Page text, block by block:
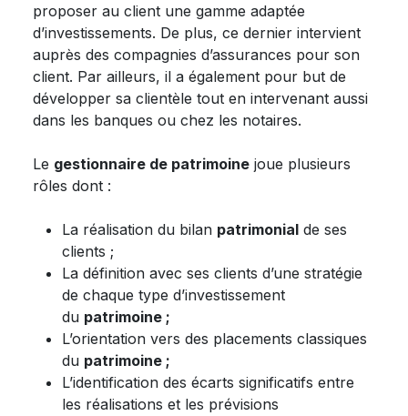
proposer au client une gamme adaptée
d’investissements. De plus, ce dernier intervient
auprès des compagnies d’assurances pour son
client. Par ailleurs, il a également pour but de
développer sa clientèle tout en intervenant aussi
dans les banques ou chez les notaires.
Le gestionnaire de patrimoine joue plusieurs
rôles dont :
La réalisation du bilan patrimonial de ses
clients ;
La définition avec ses clients d’une stratégie
de chaque type d’investissement
du patrimoine ;
L’orientation vers des placements classiques
du patrimoine ;
L’identification des écarts significatifs entre
les réalisations et les prévisions